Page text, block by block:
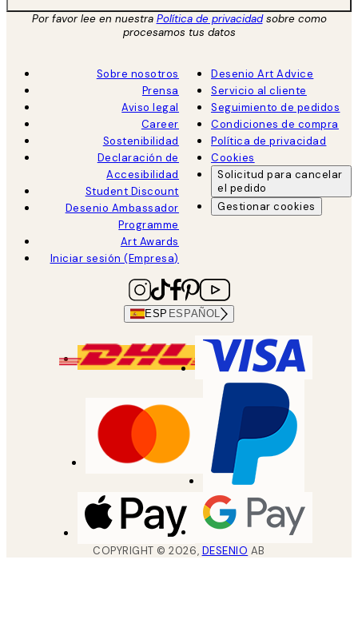
Por favor lee en nuestra Política de privacidadsobre como
procesamos tus datos
Sobre nosotros
Prensa
Aviso legal
Career
Sostenibilidad
Declaración de
Accesibilidad
Student Discount
Desenio Ambassador
Programme
Art Awards
Iniciar sesión (Empresa)
Desenio Art Advice
Servicio al cliente
Seguimiento de pedidos
Condiciones de compra
Política de privacidad
Cookies
Solicitud para cancelar
el pedido
Gestionar cookies
ESP ESPAÑOL
COPYRIGHT ©2026, DESENIO AB